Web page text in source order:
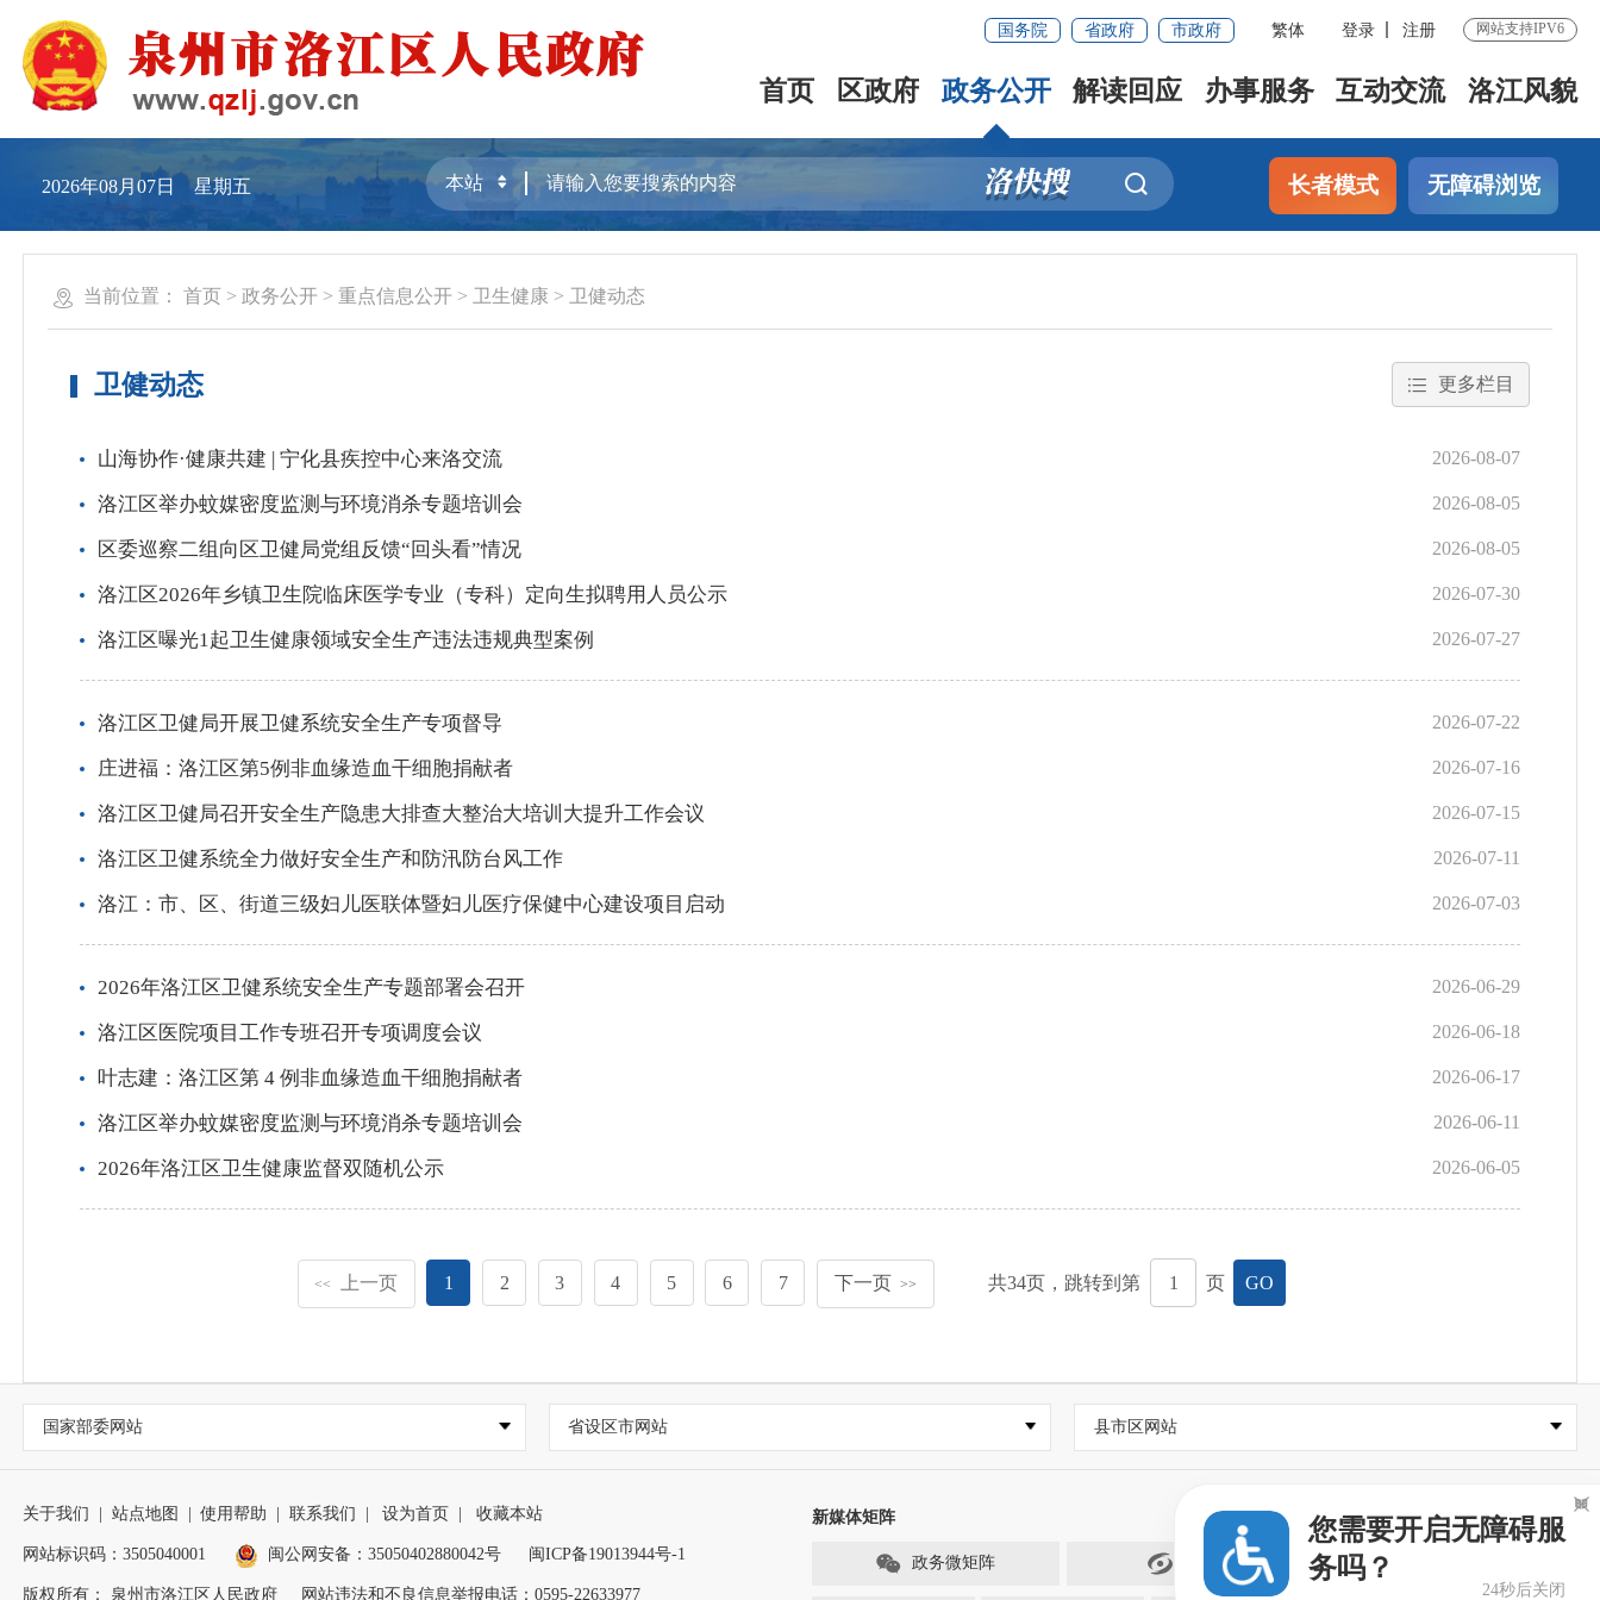
国务院 省政府 市政府 繁体 登录 注册 网站支持IPV6
首页 区政府 政务公开 解读回应 办事服务 互动交流 洛江风貌
2026年08月07日 星期五 长者模式 无障碍浏览
当前位置： 首页 >政务公开 >重点信息公开 > 卫生健康 > 卫健动态
卫健动态 更多栏目
山海协作·健康共建 | 宁化县疾控中心来洛交流 2026-08-07
洛江区举办蚊媒密度监测与环境消杀专题培训会 2026-08-05
区委巡察二组向区卫健局党组反馈“回头看”情况 2026-08-05
洛江区2026年乡镇卫生院临床医学专业（专科）定向生拟聘用人员公示 2026-07-30
洛江区曝光1起卫生健康领域安全生产违法违规典型案例 2026-07-27
洛江区卫健局开展卫健系统安全生产专项督导 2026-07-22
庄进福：洛江区第5例非血缘造血干细胞捐献者 2026-07-16
洛江区卫健局召开安全生产隐患大排查大整治大培训大提升工作会议 2026-07-15
洛江区卫健系统全力做好安全生产和防汛防台风工作 2026-07-11
洛江：市、区、街道三级妇儿医联体暨妇儿医疗保健中心建设项目启动 2026-07-03
2026年洛江区卫健系统安全生产专题部署会召开 2026-06-29
洛江区医院项目工作专班召开专项调度会议 2026-06-18
叶志建：洛江区第 4 例非血缘造血干细胞捐献者 2026-06-17
洛江区举办蚊媒密度监测与环境消杀专题培训会 2026-06-11
2026年洛江区卫生健康监督双随机公示 2026-06-05
<< 上一页 1 2 3 4 5 6 7 下一页 >> 共34页，跳转到第 页 GO
国家部委网站 省设区市网站 县市区网站
关于我们 站点地图 使用帮助 联系我们 设为首页 收藏本站
网站标识码：3505040001 闽公网安备：35050402880042号 闽ICP备19013944号-1
版权所有： 泉州市洛江区人民政府 网站违法和不良信息举报电话：0595-22633977
新媒体矩阵
政务微矩阵 闽政通
您需要开启无障碍服
务吗？
24秒后关闭
